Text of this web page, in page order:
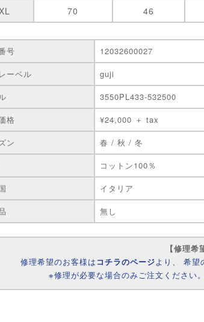
70 46
号
12032600027
ーベル
guji
3550PL433-532500
格
¥24,000 ＋ tax
ン
春 / 秋 / 冬
コットン100％
イタリア
無し
【修理希
修理希望のお客様は コチラのページより、 希望
※修理が必要な場合のみご注文ください